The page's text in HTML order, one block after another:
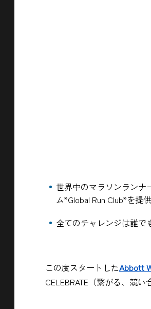
世界中のマラソンランナ
ム”Global Run Club”を
全てのチャレンジは誰で
この度スタートしたAbbott
CELEBRATE（繋がる、競